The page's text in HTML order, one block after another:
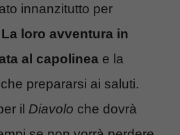
innanzitutto per
La loro avventura in
al capolinea e la
prepararsi ai saluti.
il Diavolo che dovrà